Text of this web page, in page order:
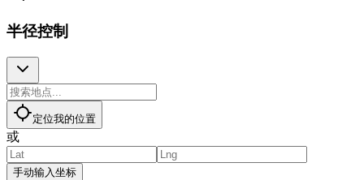
半径控制
定位我的位置
或
手动输入坐标